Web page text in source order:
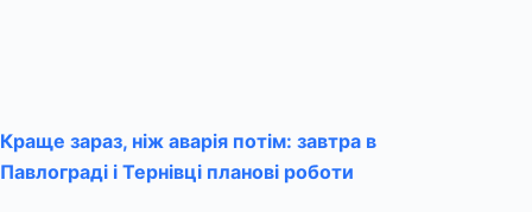
Краще зараз, ніж аварія потім: завтра в
Павлограді і Тернівці планові роботи